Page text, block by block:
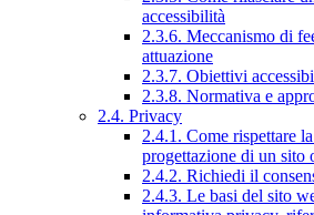
accessibilità
2.3.6. Meccanismo di
attuazione
2.3.7. Obiettivi
2.3.8. Normativa e
2.4. Privacy
2.4.1. Come rispettare
progettazione di un sito
2.4.2. Richiedi il
2.4.3. Le basi del sito